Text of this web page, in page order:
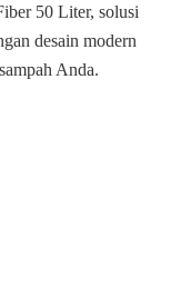
50 Liter, solusi
desain modern
Anda.